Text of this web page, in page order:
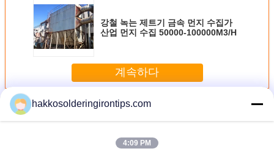
강철 녹는 제트기 금속 먼지 수집가
산업 먼지 수집 50000-100000M3/H
계속하다
더 많은 것휴대용 먼지 수집
hakkosolderingirontips.com
4:09 PM